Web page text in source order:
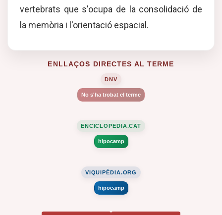
vertebrats que s'ocupa de la consolidació de
la memòria i l'orientació espacial.
ENLLAÇOS DIRECTES AL TERME
DNV
No s'ha trobat el terme
ENCICLOPEDIA.CAT
hipocamp
VIQUIPÈDIA.ORG
hipocamp